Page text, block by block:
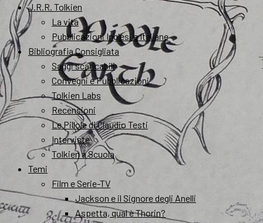
J.R.R. Tolkien
La vita
Pubblicazioni Inglesi e Italiane
Bibliografia Consigliata
Saggi scaricabili
Convegni e Pubblicazioni
Tolkien Labs
Recensioni
Le Pillole di Claudio Testi
Interviste
Tolkien a Scuola
Temi
Film e Serie-TV
Jackson e il Signore degli Anelli
Aspetta, qual è Thorin?